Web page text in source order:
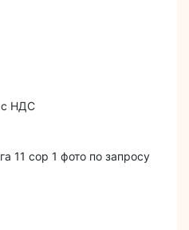
с НДС
11 сор 1 фото по запросу